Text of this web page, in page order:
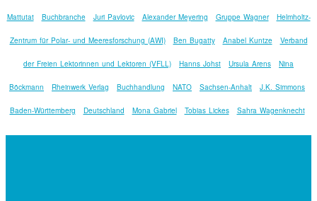
Mattutat Buchbranche Juri Pavlovic Alexander Meyering Gruppe Wagner Helmholtz-
Zentrum für Polar- und Meeresforschung (AWI) Ben Bugatty Anabel Kuntze Verband
der Freien Lektorinnen und Lektoren (VFLL) Hanns Johst Ursula Arens Nina
Böckmann Rheinwerk Verlag Buchhandlung NATO Sachsen-Anhalt J.K. Simmons
Baden-Württemberg Deutschland Mona Gabriel Tobias Lickes Sahra Wagenknecht